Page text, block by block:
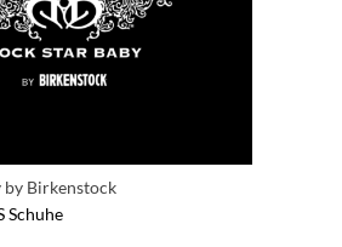
by Birkenstock
Schuhe